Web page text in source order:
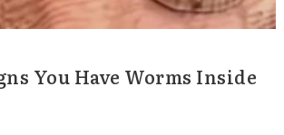
You Have Worms Inside